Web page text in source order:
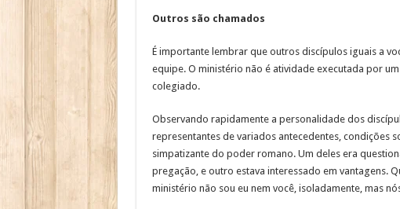
Outros são chamados
É importante lembrar que outros discípulos iguais a
equipe. O ministério não é atividade executada por
colegiado.
Observando rapidamente a personalidade dos
representantes de variados antecedentes, condições
simpatizante do poder romano. Um deles era
pregação, e outro estava interessado em vantagens.
ministério não sou eu nem você, isoladamente, mas